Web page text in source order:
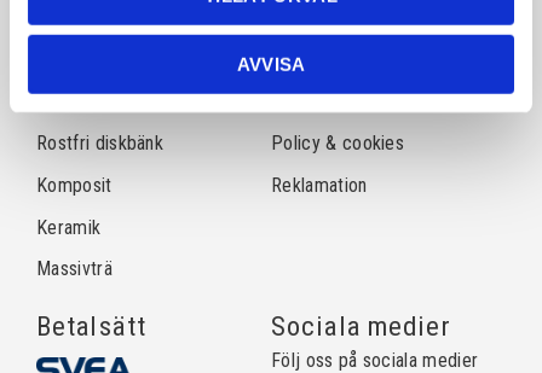
AVVISA
Natursten
Rostfri diskbänk
Komposit
Keramik
Massivträ
Frågor & svar
Köpvillkor
Policy & cookies
Reklamation
Betalsätt Sociala medier
Följ oss på sociala medier